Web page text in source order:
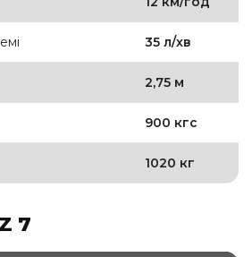
35 л/хв
2,75 м
900 кгс
1020 кг
7